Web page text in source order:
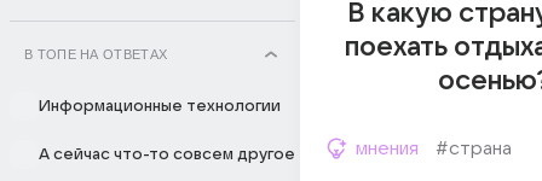
В ТОПЕ НА ОТВЕТАХ
Информационные технологии
А сейчас что-то совсем другое
В какую
поехать
мнения #страна